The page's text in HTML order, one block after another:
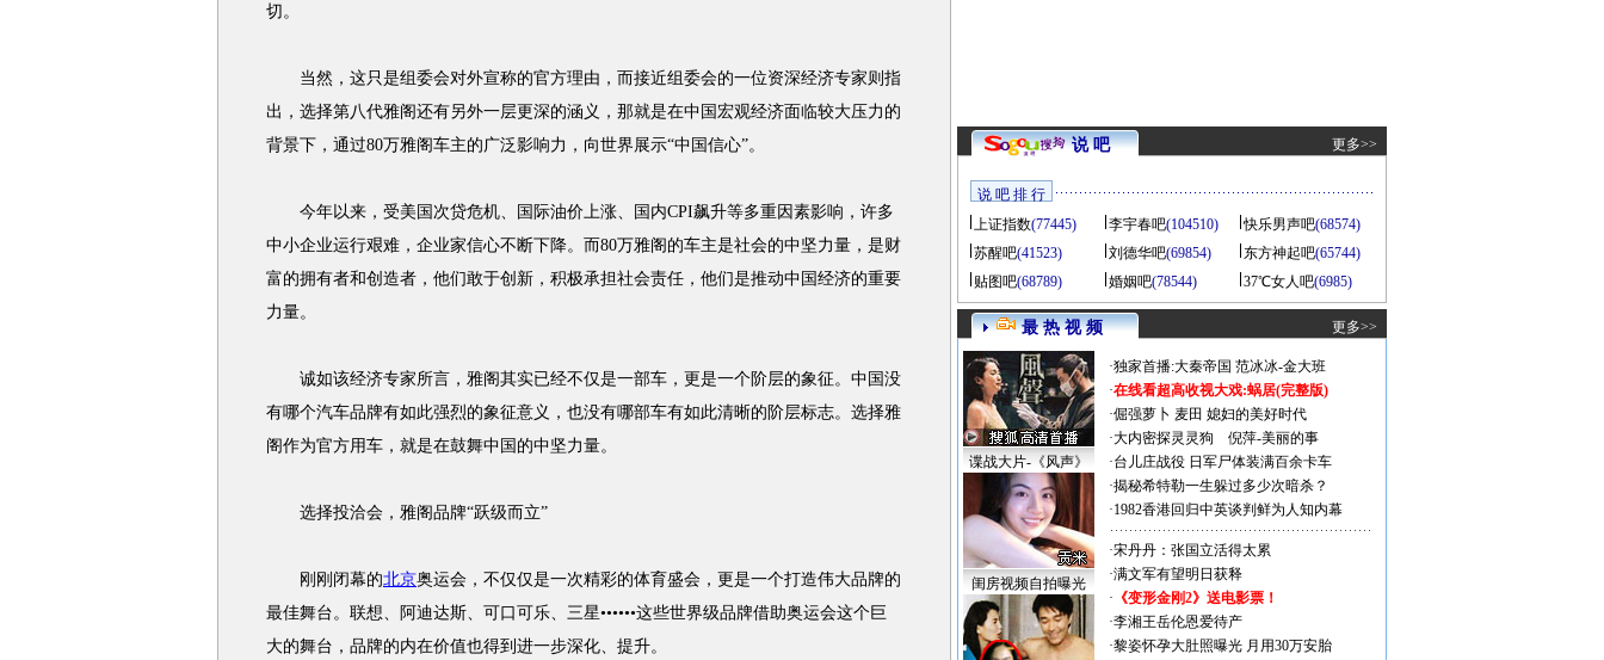
切。
当然，这只是组委会对外宣称的官方理由，而接近组委会的一位资深经济专家则指
出，选择第八代雅阁还有另外一层更深的涵义，那就是在中国宏观经济面临较大压力的
背景下，通过80万雅阁车主的广泛影响力，向世界展示“中国信心”。
今年以来，受美国次贷危机、国际油价上涨、国内CPI飙升等多重因素影响，许多
中小企业运行艰难，企业家信心不断下降。而80万雅阁的车主是社会的中坚力量，是财
富的拥有者和创造者，他们敢于创新，积极承担社会责任，他们是推动中国经济的重要
力量。
诚如该经济专家所言，雅阁其实已经不仅是一部车，更是一个阶层的象征。中国没
有哪个汽车品牌有如此强烈的象征意义，也没有哪部车有如此清晰的阶层标志。选择雅
阁作为官方用车，就是在鼓舞中国的中坚力量。
选择投洽会，雅阁品牌“跃级而立”
刚刚闭幕的北京奥运会，不仅仅是一次精彩的体育盛会，更是一个打造伟大品牌的
最佳舞台。联想、阿迪达斯、可口可乐、三星••••••这些世界级品牌借助奥运会这个巨
大的舞台，品牌的内在价值也得到进一步深化、提升。
说 吧 更多>>
说 吧 排 行
上证指数(77445) 李宇春吧(104510) 快乐男声吧(68574)
苏醒吧(41523) 刘德华吧(69854) 东方神起吧(65744)
贴图吧(68789) 婚姻吧(78544) 37℃女人吧(6985)
最 热 视 频 更多>>
谍战大片-《风声》
闺房视频自拍曝光
·独家首播:大秦帝国 范冰冰-金大班
·在线看超高收视大戏:蜗居(完整版)
·倔强萝卜 麦田 媳妇的美好时代
·大内密探灵灵狗
倪萍-美丽的事
·台儿庄战役 日军尸体装满百余卡车
·揭秘希特勒一生躲过多少次暗杀？
·1982香港回归中英谈判鲜为人知内幕
·宋丹丹：张国立活得太累
·满文军有望明日获释
· 《变形金刚2》送电影票！
·李湘王岳伦恩爱待产
·黎姿怀孕大肚照曝光 月用30万安胎